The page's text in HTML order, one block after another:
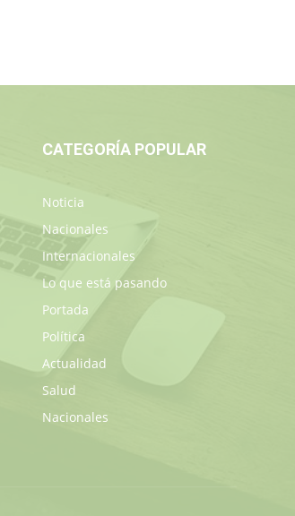
CATEGORÍA POPULAR
Noticia
Nacionales
Internacionales
Lo que está pasando
Portada
Política
Actualidad
Salud
Nacionales